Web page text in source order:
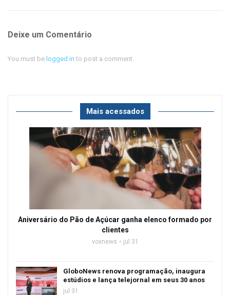
Deixe um Comentário
You must be logged in to post a comment.
Mais acessados
Aniversário do Pão de Açúcar ganha elenco formado por
clientes
voxnews jul 31
GloboNews renova programação, inaugura
estúdios e lança telejornal em seus 30 anos
jul 31